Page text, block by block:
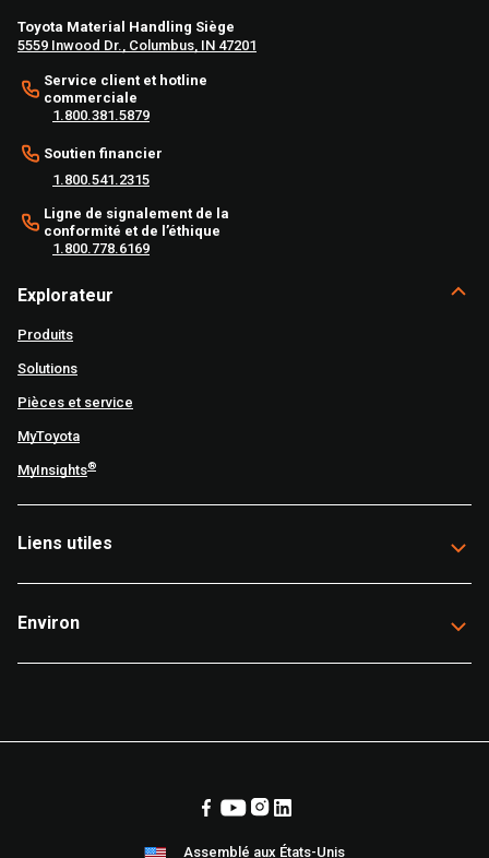
Toyota Material Handling Siège
5559 Inwood Dr., Columbus, IN 47201
Service client et hotline
commerciale
1.800.381.5879
Soutien financier
1.800.541.2315
Ligne de signalement de la
conformité et de l’éthique
1.800.778.6169
Explorateur
Produits
Solutions
Pièces et service
MyToyota
MyInsights®
Liens utiles
Environ
Assemblé aux États-Unis